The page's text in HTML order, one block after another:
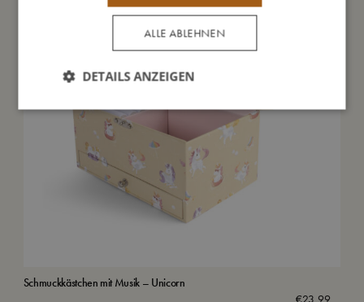
Schmuckkästchen mit Musik – Unicorn
€23,99
ALLE ABLEHNEN
DETAILS ANZEIGEN